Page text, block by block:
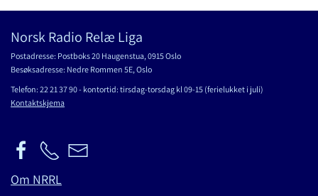
Norsk Radio Relæ Liga
Postadresse: Postboks 20 Haugenstua, 0915 Oslo
Besøksadresse: Nedre Rommen 5E, Oslo
Telefon: 22 21 37 90 - kontortid: tirsdag-torsdag kl 09-15 (ferielukket i juli)
Kontaktskjema
Om NRRL